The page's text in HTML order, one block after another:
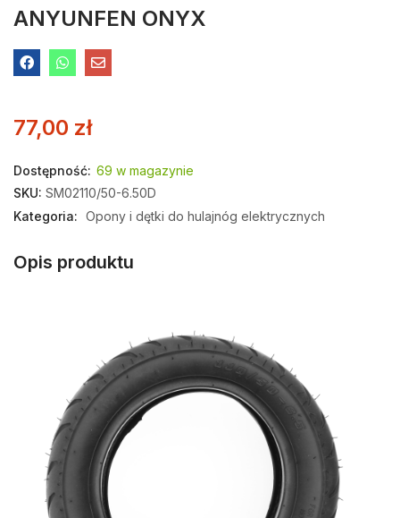
ANYUNFEN ONYX
77,00 zł
Dostępność: 69 w magazynie
SKU: SM02110/50-6.50D
Kategoria: Opony i dętki do hulajnóg elektrycznych
Opis produktu